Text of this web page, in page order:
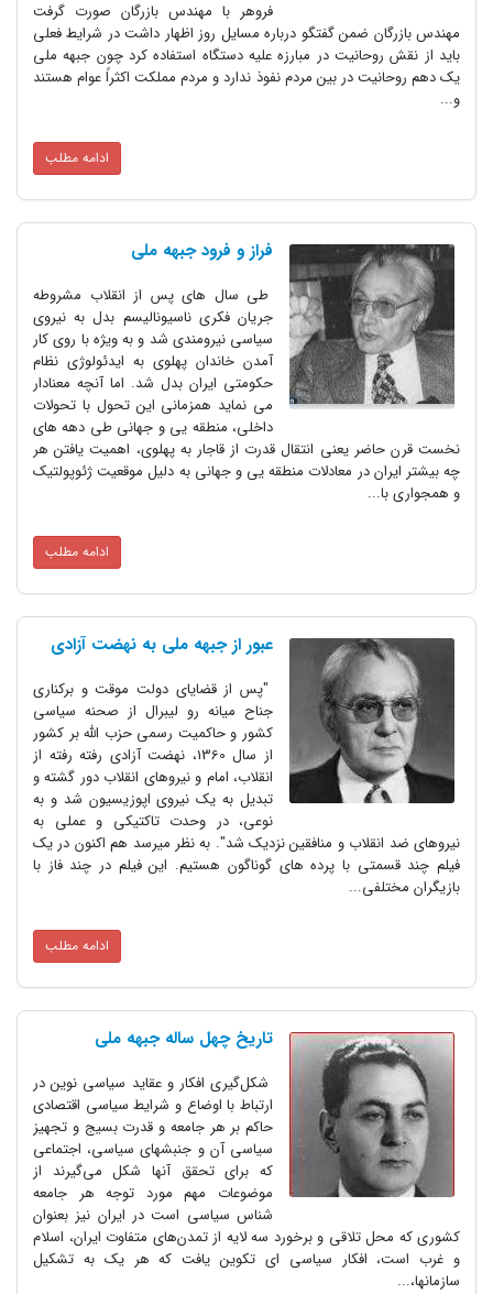
فروهر با مهندس بازرگان صورت گرفت
مهندس بازرگان ضمن گفتگو درباره مسایل روز اظهار داشت در شرایط فعلی
باید از نقش روحانیت در مبارزه علیه دستگاه استفاده کرد چون جبهه ملی
یک دهم روحانیت در بین مردم نفوذ ندارد و مردم مملکت اکثراً عوام هستند
و...
ادامه مطلب
فراز و فرود جبهه ملی
طی سال های پس از انقلاب مشروطه
جریان فکری ناسیونالیسم بدل به نیروی
سیاسی نیرومندی شد و به ویژه با روی کار
آمدن خاندان پهلوی به ایدئولوژی نظام
حکومتی ایران بدل شد. اما آنچه معنادار
می نماید همزمانی این تحول با تحولات
داخلی، منطقه یی و جهانی طی دهه های
نخست قرن حاضر یعنی انتقال قدرت از قاجار به پهلوی، اهمیت یافتن هر
چه بیشتر ایران در معادلات منطقه یی و جهانی به دلیل موقعیت ژئوپولتیک
و همجواری با...
ادامه مطلب
عبور از جبهه ملی به نهضت آزادی
"پس از قضایای دولت موقت و برکناری
جناح میانه رو لیبرال از صحنه سیاسی
کشور و حاکمیت رسمی حزب الله بر کشور
از سال 1360، نهضت آزادی رفته رفته از
انقلاب، امام و نیروهای انقلاب دور گشته و
تبدیل به یک نیروی اپوزیسیون شد و به
نوعی، در وحدت تاکتیکی و عملی به
نیروهای ضد انقلاب و منافقین نزدیک شد". به نظر میرسد هم اکنون در یک
فیلم چند قسمتی با پرده های گوناگون هستیم. این فیلم در چند فاز با
بازیگران مختلفی...
ادامه مطلب
تاریخ چهل ساله جبهه ملی
شکل‌گیری افکار و عقاید سیاسی نوین در
ارتباط با اوضاع و شرایط سیاسی اقتصادی
حاکم بر هر جامعه و قدرت بسیج و تجهیز
سیاسی آن و جنبشهای سیاسی، ‌اجتماعی
که برای تحقق آنها شکل می‌‌گیرند از
موضوعات مهم مورد توجه هر جامعه
شناس سیاسی است در ایران نیز بعنوان
کشوری که محل تلاقی و برخورد سه لایه از تمدن‌های متفاوت ایران، ‌اسلام
و غرب است، ‌افکار سیاسی ای تکوین یافت که هر یک به تشکیل
سازمانها،...